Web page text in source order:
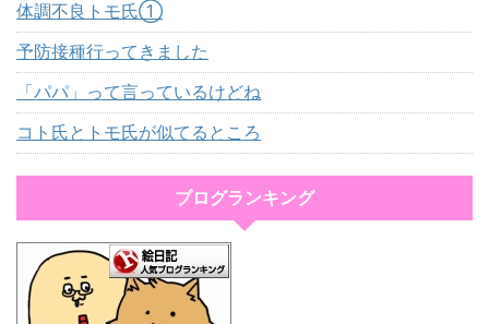
体調不良トモ氏①
予防接種行ってきました
「パパ」って言っているけどね
コト氏とトモ氏が似てるところ
ブログランキング